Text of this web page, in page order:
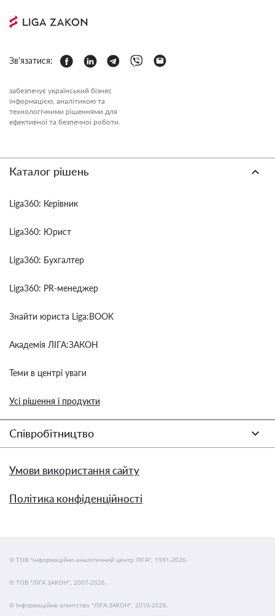
Зв'язатися:
забезпечує український бізнес
інформацією, аналітикою та
технологічними рішеннями для
ефективної та безпечної роботи.
Каталог рішень
Liga360: Керівник
Liga360: Юрист
Liga360: Бухгалтер
Liga360: PR-менеджер
Знайти юриста Liga:BOOK
Академія ЛІГА:ЗАКОН
Теми в центрі уваги
Усі рішення і продукти
Співробітництво
Умови використання сайту
Політика конфіденційності
© ТОВ "інформаційно-аналітичний центр ЛІГА", 1991-2026.
© ТОВ "ЛІГА ЗАКОН", 2007-2026.
© Інформаційне агентство "ЛІГА:ЗАКОН", 2010-2026.